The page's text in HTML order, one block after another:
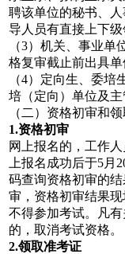
聘该单位的秘书、
导人员有直接上下级
（3）机关、事业
格复审截止前出具单
（4）定向生、委
培（定向）单位及主
（二）资格初审和
1.资格初审
网上报名的，工作
上报名成功后于5月
码查询资格初审的
审，资格初审结果
不得参加考试。凡
的，取消考试资格。
2.领取准考证